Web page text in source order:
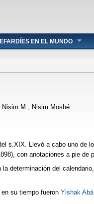
EN EL MUNDO
Nisim M., Nisim Moshé
s.XIX. Llevó a cabo uno de
con anotaciones a pie de
determinación del calendario,
en su tiempo fueron Yishak Abá